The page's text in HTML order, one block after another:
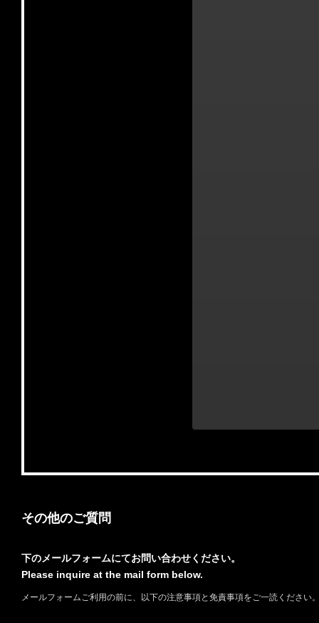
その他のご質問
下のメールフォームにてお問い合わせください。
Please inquire at the mail form below.
メールフォームご利用の前に、以下の注意事項と免責事項をご一読ください